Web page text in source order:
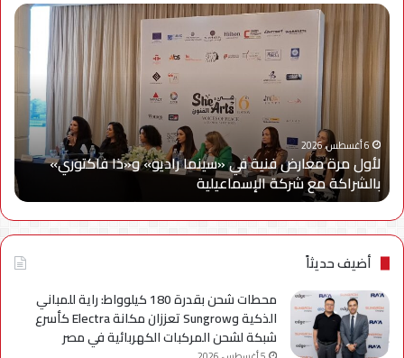
لأول
مرة
معارض
فنية
في
«سينما
راديو»
و«ذا
فاكتوري»
بالشراكة
مع
شركة
الإسماعيلية
6 أغسطس، 2026
لأول مرة معارض فنية في «سينما راديو» و«ذا فاكتوري»
بالشراكة مع شركة الإسماعيلية
مع
Cy
في
A
أضيف حديثاً
محطات شحن بقدرة 180 كيلوواط: راية للمباني
الذكية وSungrow تعززان مكانة Electra كأسرع
شبكة لشحن المركبات الكهربائية في مصر